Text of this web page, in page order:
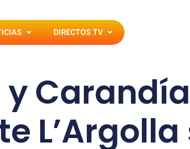
DIRECTOS TV
Carandía
L’Argolla